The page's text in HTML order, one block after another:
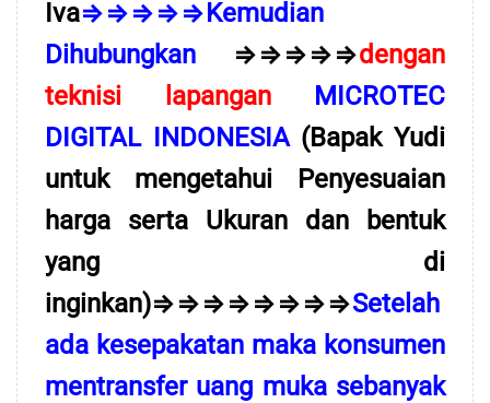
Iva⇒⇒⇒⇒⇒Kemudian
Dihubungkan ⇒⇒⇒⇒⇒dengan
teknisi lapangan
MICROTEC
DIGITAL INDONESIA(Bapak Yudi
untuk mengetahui Penyesuaian
harga serta Ukuran dan bentuk
yang di
inginkan)⇒⇒⇒⇒⇒⇒⇒⇒Setelah
ada kesepakatan maka konsumen
mentransfer uang muka sebanyak